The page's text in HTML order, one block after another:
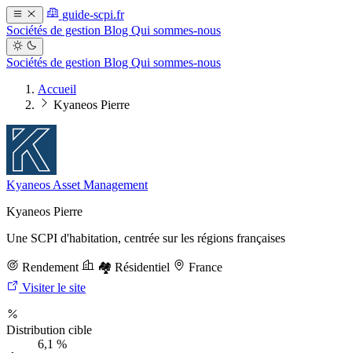
guide-scpi.fr
Sociétés de gestion Blog Qui sommes-nous
Sociétés de gestion Blog Qui sommes-nous
Accueil
Kyaneos Pierre
Kyaneos Asset Management
Kyaneos Pierre
Une SCPI d'habitation, centrée sur les régions françaises
Rendement 🏘️ Résidentiel
France
Visiter le site
Distribution cible
6,1 %